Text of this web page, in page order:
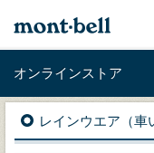
オンラインストア
レインウエア（車